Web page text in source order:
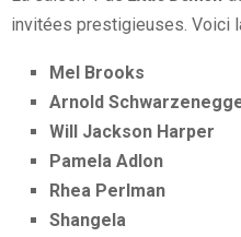
invitées prestigieuses. Voici
Mel Brooks
Arnold
Will Jackson Harper
Pamela Adlon
Rhea Perlman
Shangela